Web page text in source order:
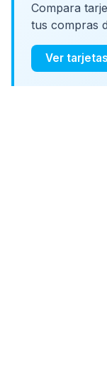
Compara
tus compras
Ver